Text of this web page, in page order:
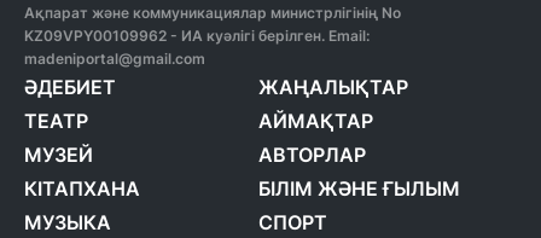
Ақпарат және коммуникациялар министрлігінің No
KZ09VPY00109962 - ИА куәлігі берілген. Email:
madeniportal@gmail.com
ӘДЕБИЕТ
ТЕАТР
МУЗЕЙ
КІТАПХАНА
МУЗЫКА
ЖАҢАЛЫҚТАР
АЙМАҚТАР
АВТОРЛАР
БІЛІМ ЖӘНЕ ҒЫЛЫМ
СПОРТ